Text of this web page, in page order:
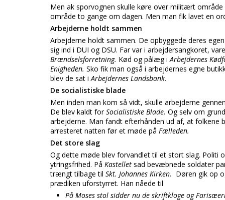
Men ak sporvognen skulle køre over militært
område to gange om dagen. Men man fik lavet en
Arbejderne holdt sammen
Arbejderne holdt sammen. De opbyggede deres
sig ind i DUI og DSU. Far var i arbejdersangkoret,
Brændselsforretning. Kød og pålæg iArbejdernes
Enigheden. Sko fik man også i arbejdernes egne
blev de sat iArbejdernes Landsbank.
De socialistiske blade
Men inden man kom så vidt, skulle arbejderne
De blev kaldt forSocialistiske Blade. Og selv om
arbejderne. Man fandt efterhånden ud af, at folkene
arresteret natten før et møde på Fælleden.
Det store slag
Og dette møde blev forvandlet til et stort slag. Politi
ytringsfrihed. På Kastellet sad bevæbnede soldater
trængt tilbage til Skt. Johannes Kirken. Døren gik op
prædiken uforstyrret. Han nåede til
På Moses stol sidder nu de skriftkloge og